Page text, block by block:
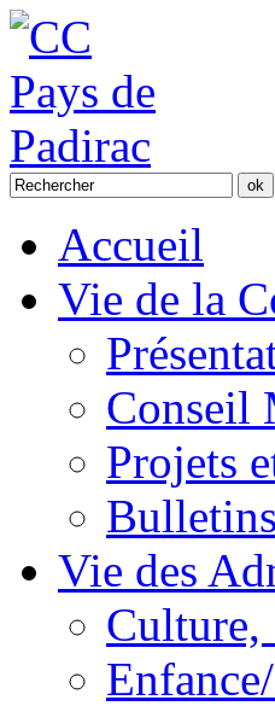
Accueil
Vie de la
Conseil
Projets
Vie des
Culture,